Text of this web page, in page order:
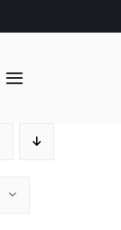
Toggle